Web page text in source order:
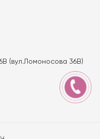
(вул.Ломоносова 36В)